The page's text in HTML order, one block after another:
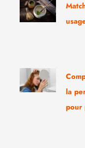
la
pour